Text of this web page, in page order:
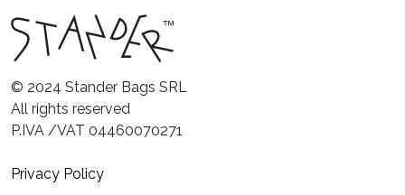
© 2024 Stander Bags SRL
All rights reserved
P.IVA /VAT 04460070271
Privacy Policy